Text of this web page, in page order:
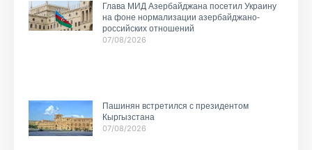
Глава МИД Азербайджана посетил Украину
на фоне нормализации азербайджано-
российских отношений
07/08/2026
Пашинян встретился с президентом
Кыргызстана
07/08/2026